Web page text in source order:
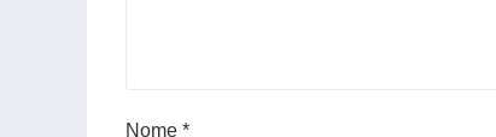
Nome *